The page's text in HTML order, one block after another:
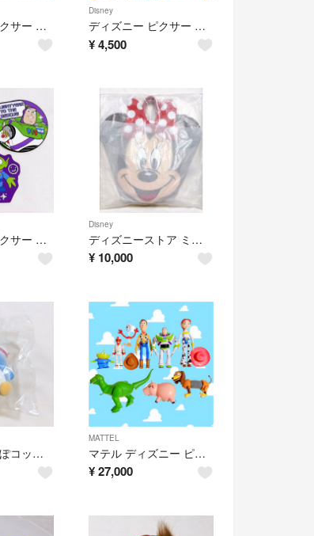
ディズニー ピクサー モンスターズインク マイク
Disney
ディズニー ピクサー リメンバーミー ヘクター フィギュア
¥4,500
ディズニー ピクサー トイストーリー5 ラバーコースター
Disney
ディズニーストア ミニーマウス トートバッグ 2WAY
¥ 10,000
サンリオ ぬいぽコット タキシードサム フィギュア
MATTEL
マテル ディズニー ピクサー トイストーリー フィギュア
¥27,000